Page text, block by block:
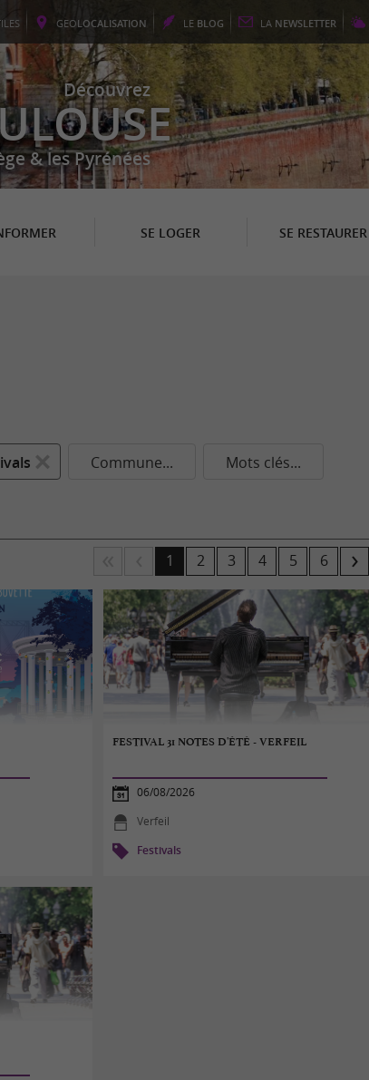
GEOLOCALISATION LE BLOG LA NEWSLETTER
Découvrez
& les Pyrénées
SE LOGER SE RESTAURER
Commune... Mots clés...
1 2 3 4 5 6
FESTIVAL 31 NOTES D'ÉTÉ - VERFEIL
06/08/2026
Verfeil
Festivals